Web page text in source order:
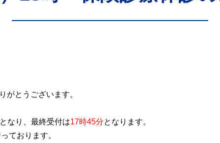
がとうございます。
となり、最終受付は17時45分となります。
ております。